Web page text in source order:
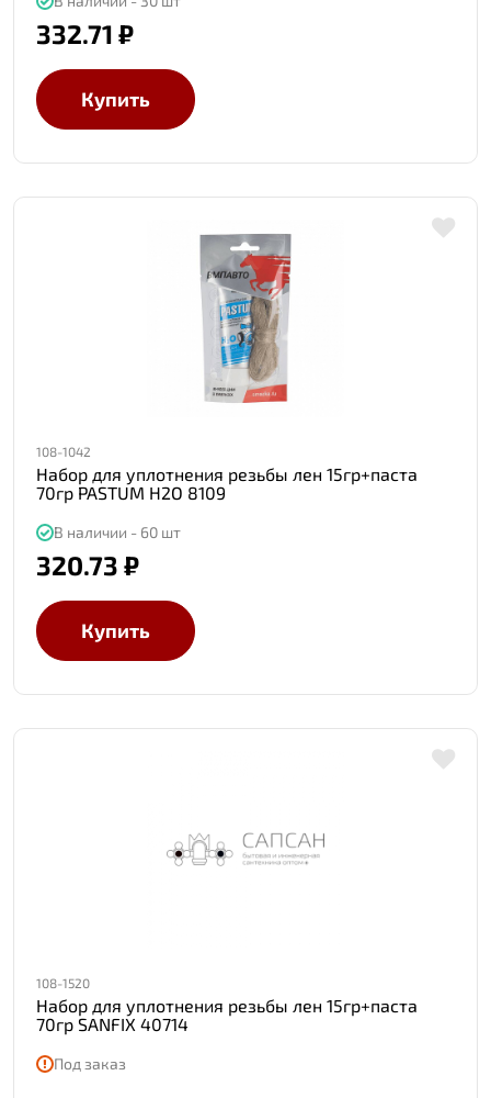
332.71 ₽
Купить
108-1042
Набор для уплотнения резьбы лен 15гр+паста
70гр PASTUM H2O 8109
В наличии - 60 шт
320.73 ₽
Купить
108-1520
Набор для уплотнения резьбы лен 15гр+паста
70гр SANFIX 40714
Под заказ